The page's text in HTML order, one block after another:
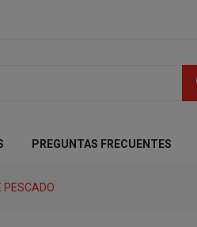
PREGUNTAS FRECUENTES
PESCADO